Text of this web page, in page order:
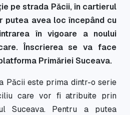
pe strada Păcii, în cartierul
putea avea loc începând cu
în vigoare a noului
Înscrierea se va face
Primăriei Suceava.
Păcii este prima dintr-o serie
care vor fi atribuite prin
Suceava. Pentru a putea